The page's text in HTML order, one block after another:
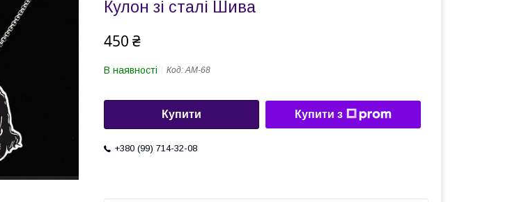
Кулон зі сталі Шива
450 ₴
В наявності Код:AM-68
Купити Купити з
+380 (99) 714-32-08